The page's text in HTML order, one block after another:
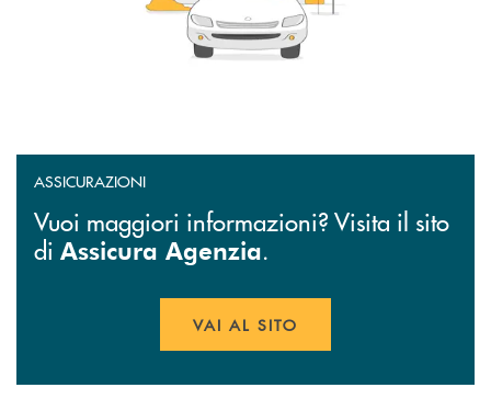
ASSICURAZIONI
Vuoi maggiori informazioni? Visita il sito
di Assicura Agenzia.
VAI AL SITO